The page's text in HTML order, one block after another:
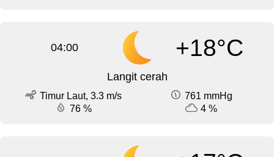
04:00 +18°C
Langit cerah
Timur Laut, 3.3 m/s
761 mmHg
76 %
4 %